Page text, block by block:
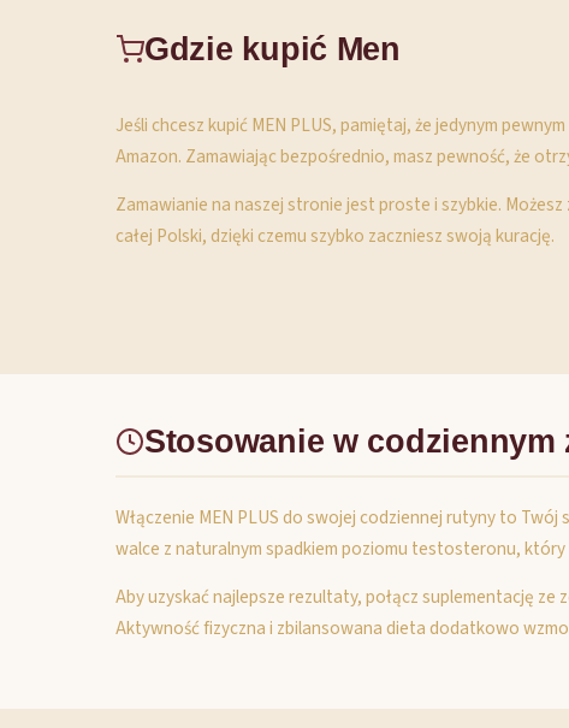
Gdzie kupić Men
Jeśli chcesz kupić MEN PLUS, pamiętaj, że jedynym
Amazon. Zamawiając bezpośrednio, masz pewność, że
Zamawianie na naszej stronie jest proste i szybkie.
całej Polski, dzięki czemu szybko zaczniesz swoją kurację.
Stosowanie w codziennym
Włączenie MEN PLUS do swojej codziennej rutyny to
walce z naturalnym spadkiem poziomu testosteronu, który
Aby uzyskać najlepsze rezultaty, połącz suplementację
Aktywność fizyczna i zbilansowana dieta dodatkowo